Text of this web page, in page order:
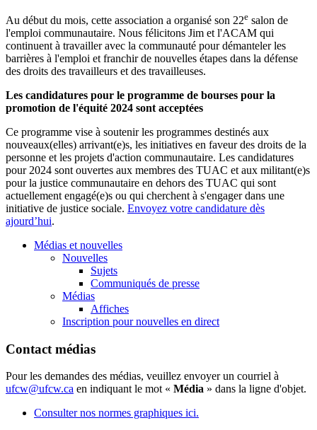
Au début du mois, cette association a organisé son 22e salon de
l'emploi communautaire. Nous félicitons Jim et l'ACAM qui
continuent à travailler avec la communauté pour démanteler les
barrières à l'emploi et franchir de nouvelles étapes dans la défense
des droits des travailleurs et des travailleuses.
Les candidatures pour le programme de bourses pour la
promotion de l'équité 2024 sont acceptées
Ce programme vise à soutenir les programmes destinés aux
nouveaux(elles) arrivant(e)s, les initiatives en faveur des droits de la
personne et les projets d'action communautaire. Les candidatures
pour 2024 sont ouvertes aux membres des TUAC et aux militant(e)s
pour la justice communautaire en dehors des TUAC qui sont
actuellement engagé(e)s ou qui cherchent à s'engager dans une
initiative de justice sociale. Envoyez votre candidature dès
ajourd’hui.
Médias et nouvelles
Nouvelles
Sujets
Communiqués de presse
Médias
Affiches
Inscription pour nouvelles en direct
Contact médias
Pour les demandes des médias, veuillez envoyer un courriel à
ufcw@ufcw.ca en indiquant le mot « Média » dans la ligne d'objet.
Consulter nos normes graphiques ici.